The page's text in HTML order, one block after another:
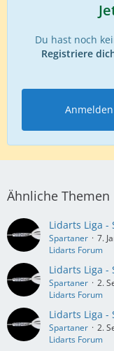
Du hast noch
Registriere
Anmelden
Ähnliche Themen
Lidarts Liga -
Spartaner
7.
Lidarts Forum
Lidarts Liga -
Spartaner
2.
Lidarts Forum
Lidarts Liga -
Spartaner
2.
Lidarts Forum